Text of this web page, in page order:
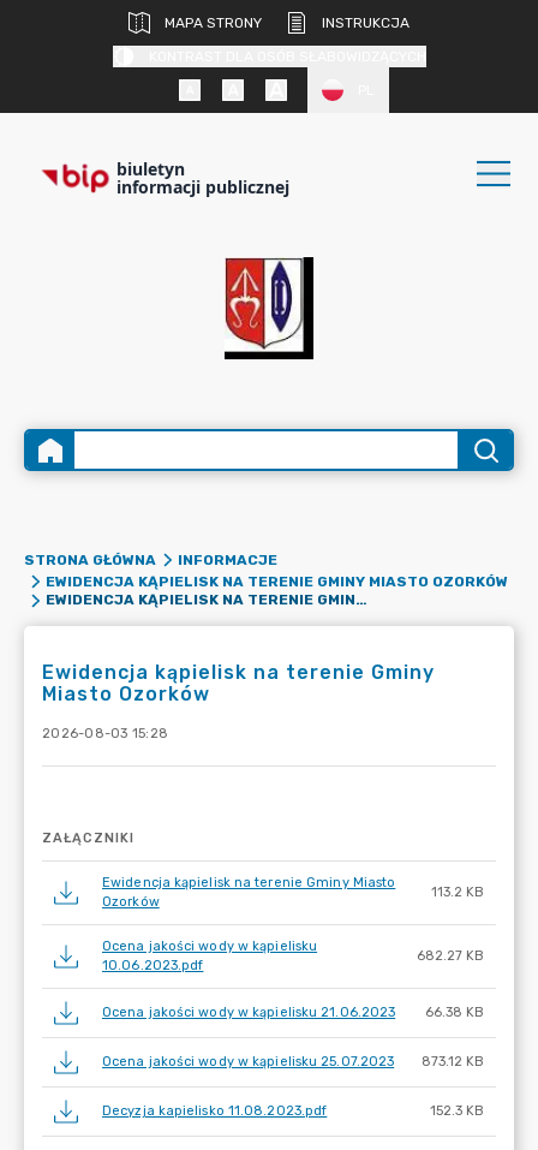
MAPA STRONY
INSTRUKCJA
biuletyn
informacji publicznej
STRONA GŁÓWNA
INFORMACJE
EWIDENCJA KĄPIELISK NA TERENIE GMINY MIASTO OZORKÓW
EWIDENCJA KĄPIELISK NA TERENIE GMINY MIASTO OZORKÓW
Ewidencja kąpielisk na terenie Gminy
Miasto Ozorków
2026-08-03 15:28
ZAŁĄCZNIKI
Ewidencja kąpielisk na terenie Gminy Miasto
Ozorków
113.2 KB
Ocena jakości wody w kąpielisku
10.06.2023.pdf
682.27 KB
Ocena jakości wody w kąpielisku 21.06.2023 66.38 KB
Ocena jakości wody w kąpielisku 25.07.2023 873.12 KB
Decyzja kapielisko 11.08.2023.pdf 152.3 KB